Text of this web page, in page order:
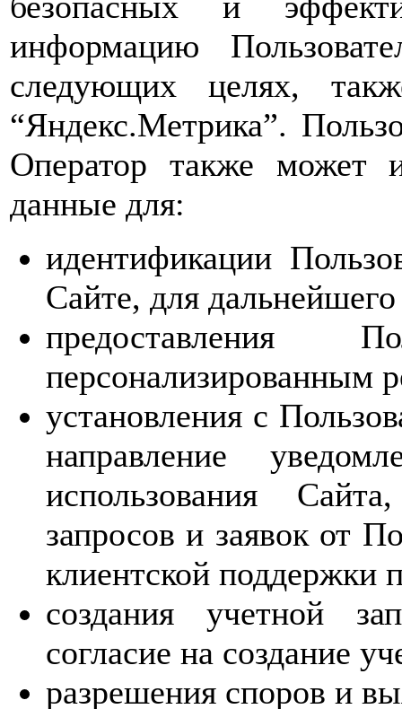
информацию
следующих целях,
“Яндекс.Метрика”.
Оператор также может
данные для:
идентификации
Сайте, для дальнейшего
предоставления
персонализированным
установления с
направление
использования
запросов и заявок от
клиентской поддержки
создания учетной
согласие на создание
разрешения споров и